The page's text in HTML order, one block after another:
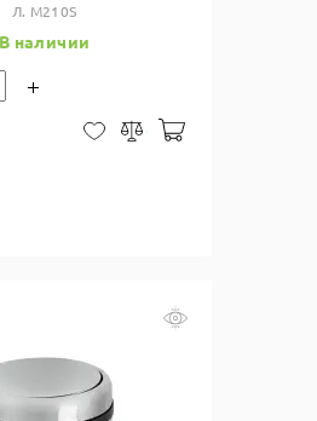
Л. M210S
В наличии
В закладки
Сравнить